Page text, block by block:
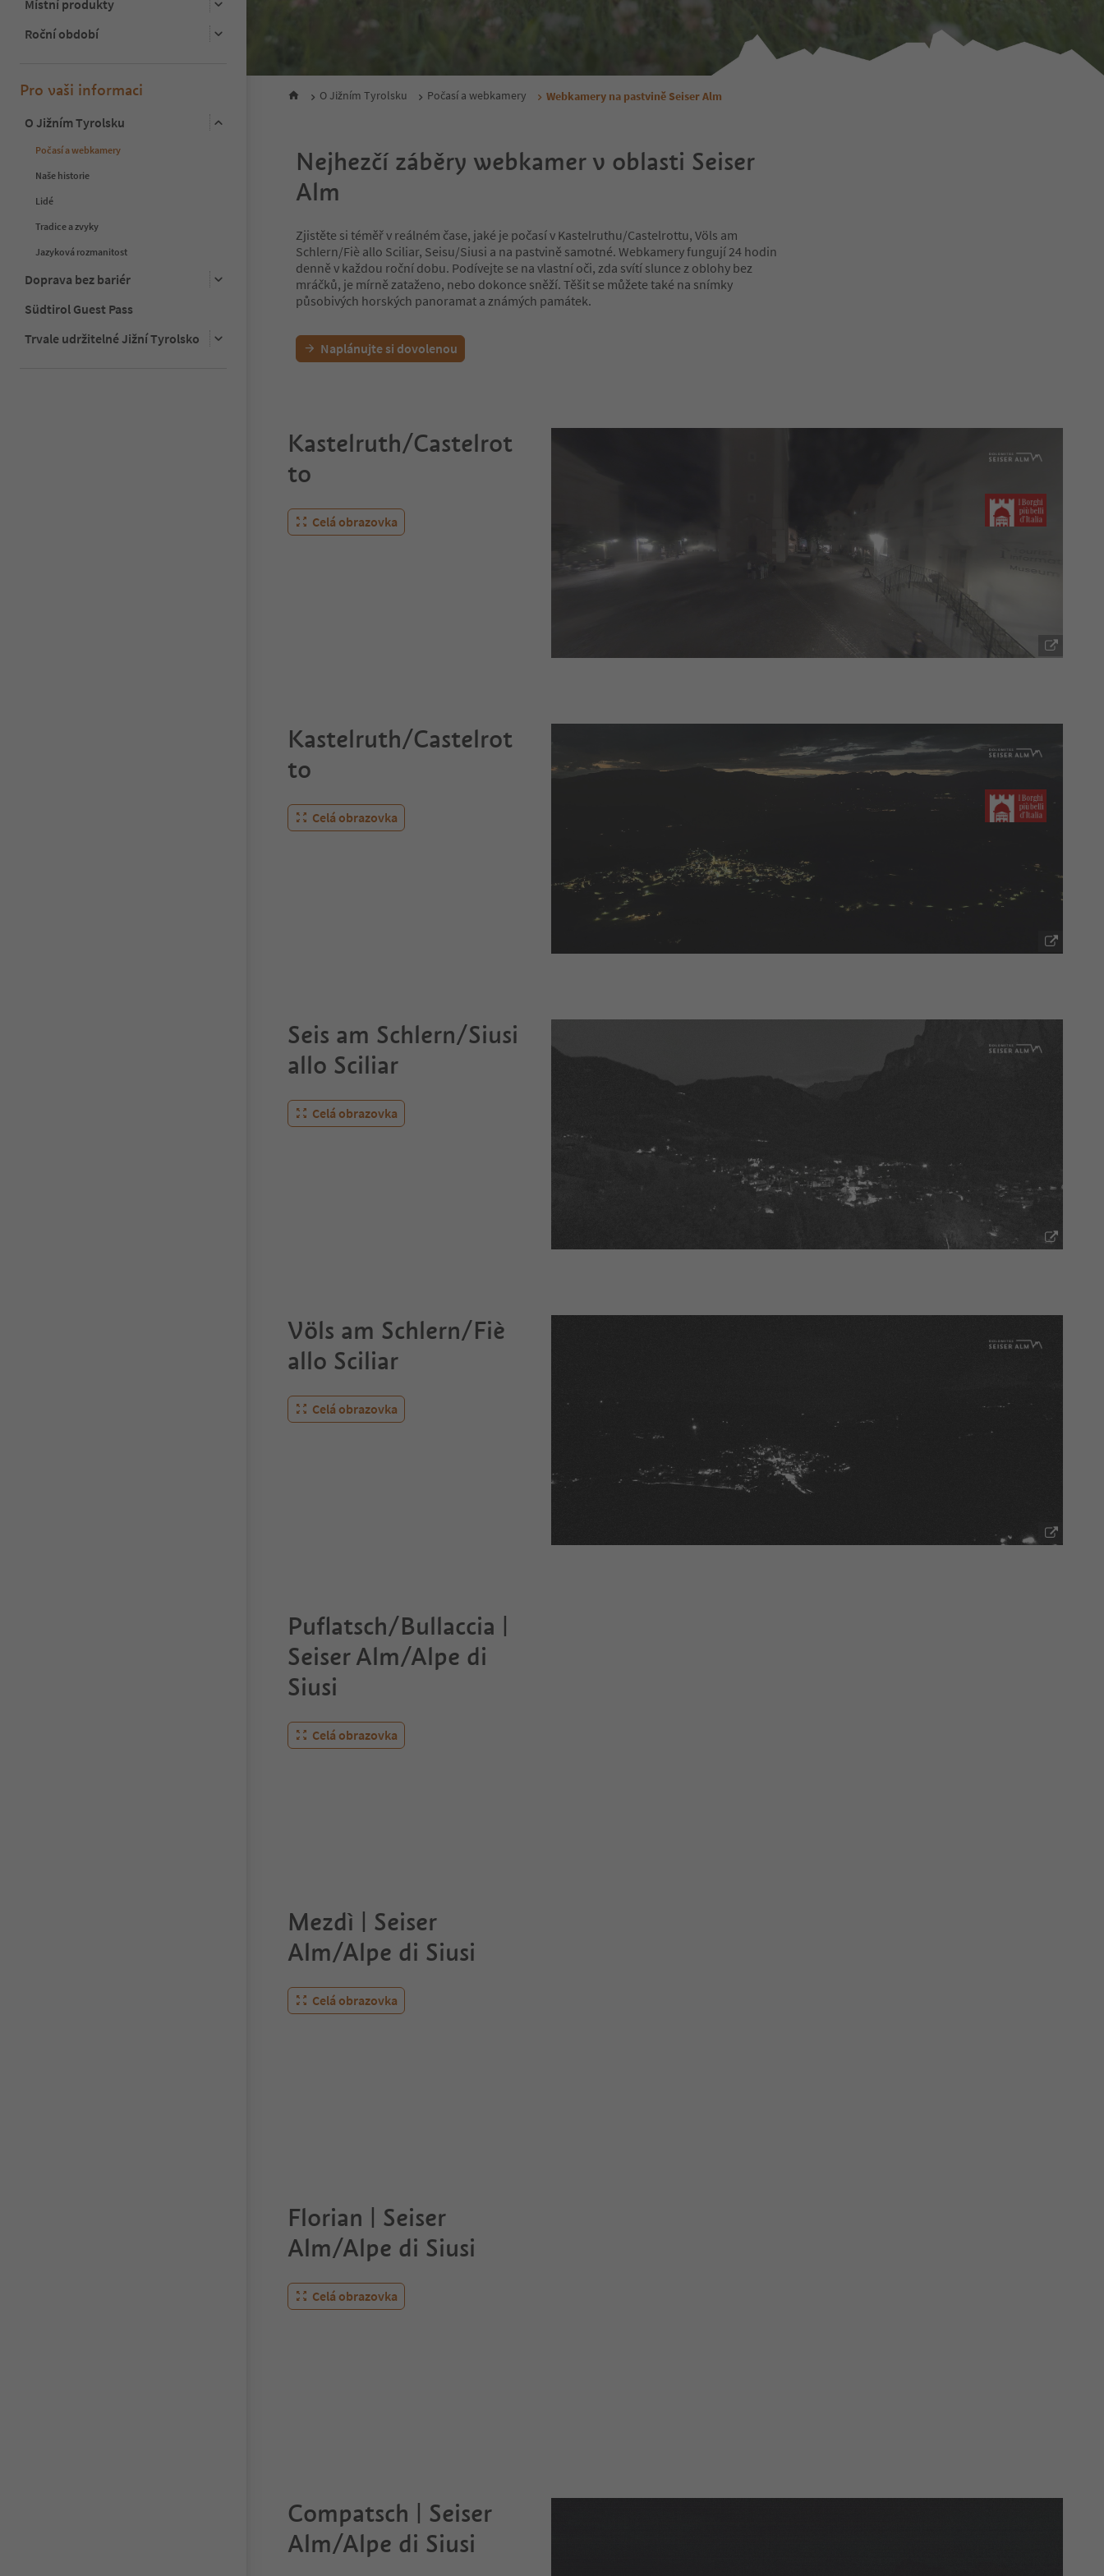
Místní produkty
Roční období
Pro vaši informaci
O Jižním Tyrolsku
Počasí a webkamery
Naše historie
Lidé
Tradice a zvyky
Jazyková rozmanitost
Doprava bez bariér
Südtirol Guest Pass
Trvale udržitelné Jižní Tyrolsko
O Jižním Tyrolsku Počasí a webkamery Webkamery na pastvině Seiser Alm
Nejhezčí záběry webkamer v oblasti Seiser
Alm
Zjistěte si téměř v reálném čase, jaké je počasí v Kastelruthu/Castelrottu, Völs am
Schlern/Fiè allo Sciliar, Seisu/Siusi a na pastvině samotné. Webkamery fungují 24 hodin
denně v každou roční dobu. Podívejte se na vlastní oči, zda svítí slunce z oblohy bez
mráčků, je mírně zataženo, nebo dokonce sněží. Těšit se můžete také na snímky
působivých horských panoramat a známých památek.
Naplánujte si dovolenou
Kastelruth/Castelrot
to
Celá obrazovka
Kastelruth/Castelrot
to
Celá obrazovka
Seis am Schlern/Siusi
allo Sciliar
Celá obrazovka
Völs am Schlern/Fiè
allo Sciliar
Celá obrazovka
Puflatsch/Bullaccia |
Seiser Alm/Alpe di
Siusi
Celá obrazovka
Mezdì | Seiser
Alm/Alpe di Siusi
Celá obrazovka
Florian | Seiser
Alm/Alpe di Siusi
Celá obrazovka
Compatsch | Seiser
Alm/Alpe di Siusi